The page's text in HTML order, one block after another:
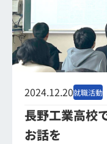
2024.12.20就職活動
長野工業高校
お話を